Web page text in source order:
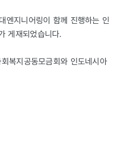
엔지니어링이 함께 진행하는 인
게재되었습니다.
복지공동모금회와 인도네시아